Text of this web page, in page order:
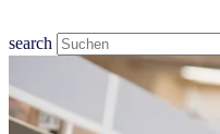
search